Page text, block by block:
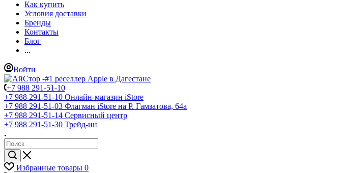
Как купить
Условия доставки
Бренды
Контакты
Блог
...
Войти
+7 988 291-51-10
+7 988 291-51-10 Онлайн-магазин iStore
+7 988 291-51-03 Флагман iStore на Р. Гамзатова, 64а
+7 988 291-51-14 Сервисный центр
+7 988 291-51-30 Трейд-ин
Избранные товары 0